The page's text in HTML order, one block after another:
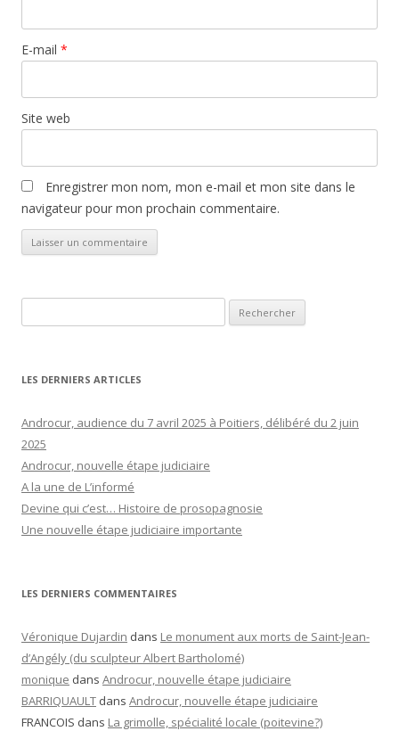
E-mail *
Site web
Enregistrer mon nom, mon e-mail et mon site dans le
navigateur pour mon prochain commentaire.
LES DERNIERS ARTICLES
Androcur, audience du 7 avril 2025 à Poitiers, délibéré du 2 juin
2025
Androcur, nouvelle étape judiciaire
A la une de L’informé
Devine qui c’est… Histoire de prosopagnosie
Une nouvelle étape judiciaire importante
LES DERNIERS COMMENTAIRES
Véronique Dujardin dans Le monument aux morts de Saint-Jean-
d’Angély (du sculpteur Albert Bartholomé)
monique dans Androcur, nouvelle étape judiciaire
BARRIQUAULT dans Androcur, nouvelle étape judiciaire
FRANCOIS dans La grimolle, spécialité locale (poitevine?)